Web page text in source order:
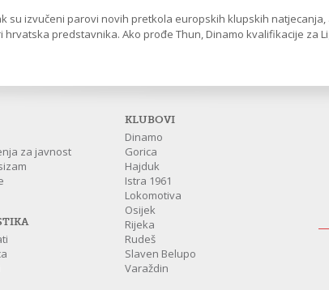
su izvučeni parovi novih pretkola europskih klupskih natjecanja,
hrvatska predstavnika. Ako prođe Thun, Dinamo kvalifikacije za
za javnost
KLUBOVI
Dinamo
Gorica
Hajduk
Istra 1961
Lokomotiva
Osijek
Rijeka
Rudeš
Slaven Belupo
Varaždin